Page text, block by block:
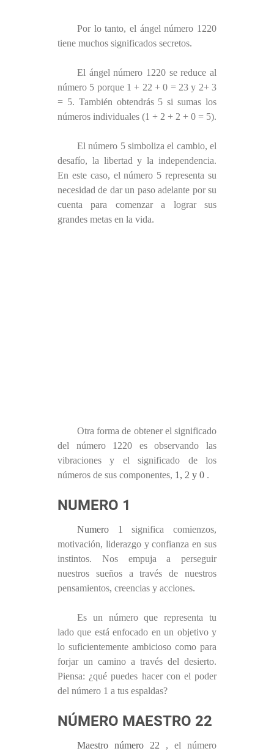
Por lo tanto, el ángel número 1220
tiene muchos significados secretos.
El ángel número 1220 se reduce al
número 5 porque 1 + 22 + 0 = 23 y 2+ 3
= 5. También obtendrás 5 si sumas los
números individuales (1 + 2 + 2 + 0 = 5).
El número 5 simboliza el cambio, el
desafío, la libertad y la independencia.
En este caso, el número 5 representa su
necesidad de dar un paso adelante por su
cuenta para comenzar a lograr sus
grandes metas en la vida.
Otra forma de obtener el significado
del número 1220 es observando las
vibraciones y el significado de los
números de sus componentes, 1, 2 y 0 .
NUMERO 1
Numero 1
significa comienzos,
motivación, liderazgo y confianza en sus
instintos. Nos empuja a perseguir
nuestros sueños a través de nuestros
pensamientos, creencias y acciones.
Es un número que representa tu
lado que está enfocado en un objetivo y
lo suficientemente ambicioso como para
forjar un camino a través del desierto.
Piensa: ¿qué puedes hacer con el poder
del número 1 a tus espaldas?
NÚMERO MAESTRO 22
Maestro número 22 , el número